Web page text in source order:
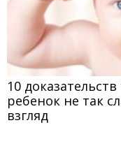
10
ребенок не так
взгляд